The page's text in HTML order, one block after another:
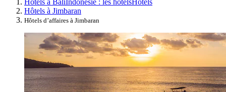
Hôtels à Jimbaran
Hôtels d’affaires à Jimbaran